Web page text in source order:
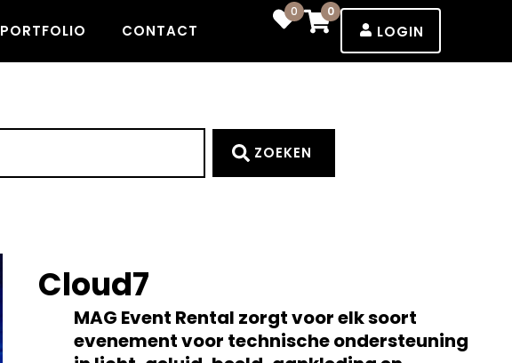
PORTFOLIO CONTACT
0 0
LOGIN
ZOEKEN
Cloud7
MAG Event Rental zorgt voor elk soort
evenement voor technische ondersteuning